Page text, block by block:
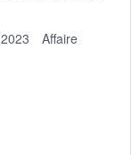
Affaire